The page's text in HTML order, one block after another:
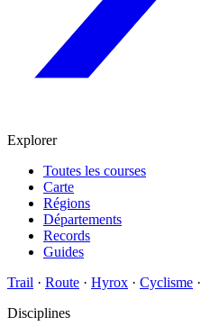
Explorer
Toutes les courses
Carte
Régions
Départements
Records
Guides
Trail · Route · Hyrox · Cyclisme ·
Disciplines